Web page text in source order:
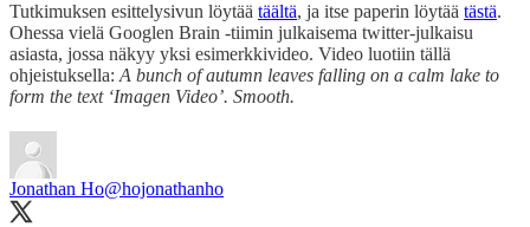
Tutkimuksen esittelysivun löytää täältä, ja itse paperin löytää tästä.
Ohessa vielä Googlen Brain -tiimin julkaisema twitter-julkaisu
asiasta, jossa näkyy yksi esimerkkivideo. Video luotiin tällä
ohjeistuksella: A bunch of autumn leaves falling on a calm lake to
form the text ‘Imagen Video’. Smooth.
Jonathan Ho@hojonathanho